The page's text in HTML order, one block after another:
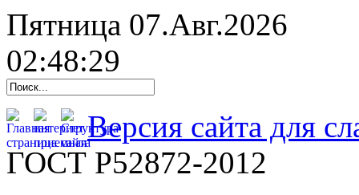
Пятница 07.Авг.2026
02:48:30
Версия сайта для
ГОСТ Р52872-2012